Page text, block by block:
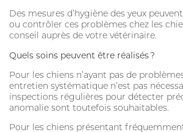
Des mesures d’hygiène des yeux
ou contrôler ces problèmes chez les
conseil auprès de votre vétérinaire.
Quels soins peuvent être réalisés ?
Pour les chiens n’ayant pas de
entretien systématique n’est pas
inspections régulières pour détecter
anomalie sont toutefois souhaitables.
Pour les chiens présentant